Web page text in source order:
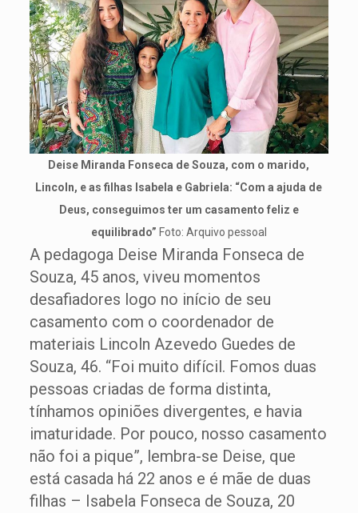
Deise Miranda Fonseca de Souza, com o marido,
Lincoln, e as filhas Isabela e Gabriela: “Com a ajuda de
Deus, conseguimos ter um casamento feliz e
equilibrado” Foto: Arquivo pessoal
A pedagoga Deise Miranda Fonseca de
Souza, 45 anos, viveu momentos
desafiadores logo no início de seu
casamento com o coordenador de
materiais Lincoln Azevedo Guedes de
Souza, 46. “Foi muito difícil. Fomos duas
pessoas criadas de forma distinta,
tínhamos opiniões divergentes, e havia
imaturidade. Por pouco, nosso casamento
não foi a pique”, lembra-se Deise, que
está casada há 22 anos e é mãe de duas
filhas – Isabela Fonseca de Souza, 20